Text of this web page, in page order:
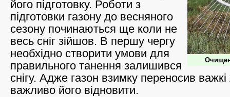
його підготовку. Роботи з
підготовки газону до весняного
сезону починаються ще коли не
весь сніг зійшов. В першу чергу
необхідно створити умови для
правильного танення залишився
снігу. Адже газон взимку переносив
важливо його відновити.